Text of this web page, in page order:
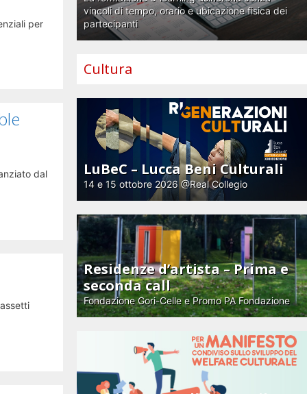
per
dal
vincoli di tempo, orario e ubicazione fisica dei
partecipanti
Cultura
LuBeC – Lucca Beni Culturali
14 e 15 ottobre 2026 @Real Collegio
Residenze d’artista – Prima e
seconda call
Fondazione Gori-Celle e Promo PA Fondazione